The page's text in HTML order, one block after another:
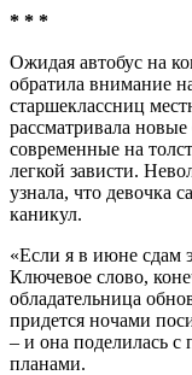
* * *
Ожидая автобус на
обратила внимание
старшеклассниц
рассматривала
современные на
легкой зависти.
узнала, что девочка
каникул.
«Если я в июне сдам
Ключевое слово,
обладательница
придется ночами
– и она поделилась
планами.